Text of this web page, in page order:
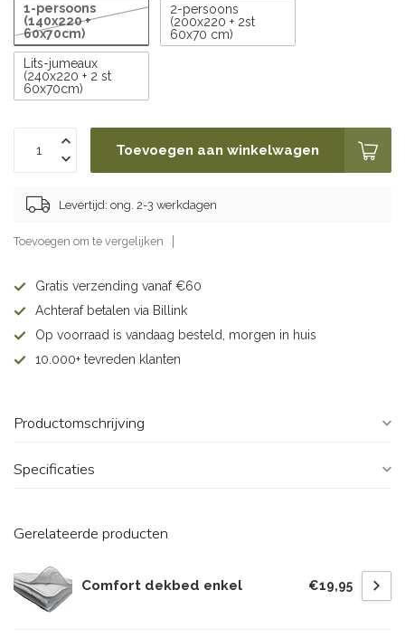
1-persoons
(140x220 +
60x70cm)
2-persoons
(200x220 + 2st
60x70 cm)
Lits-jumeaux
(240x220 + 2 st
60x70cm)
Toevoegen aan winkelwagen
Levertijd: ong. 2-3 werkdagen
Toevoegen om te vergelijken
Gratis verzending vanaf €60
Achteraf betalen via Billink
Op voorraad is vandaag besteld, morgen in huis
10.000+ tevreden klanten
Productomschrijving
Specificaties
Gerelateerde producten
Comfort dekbed enkel €19,95